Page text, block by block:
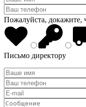
Пожалуйста, докажите,
Письмо директору